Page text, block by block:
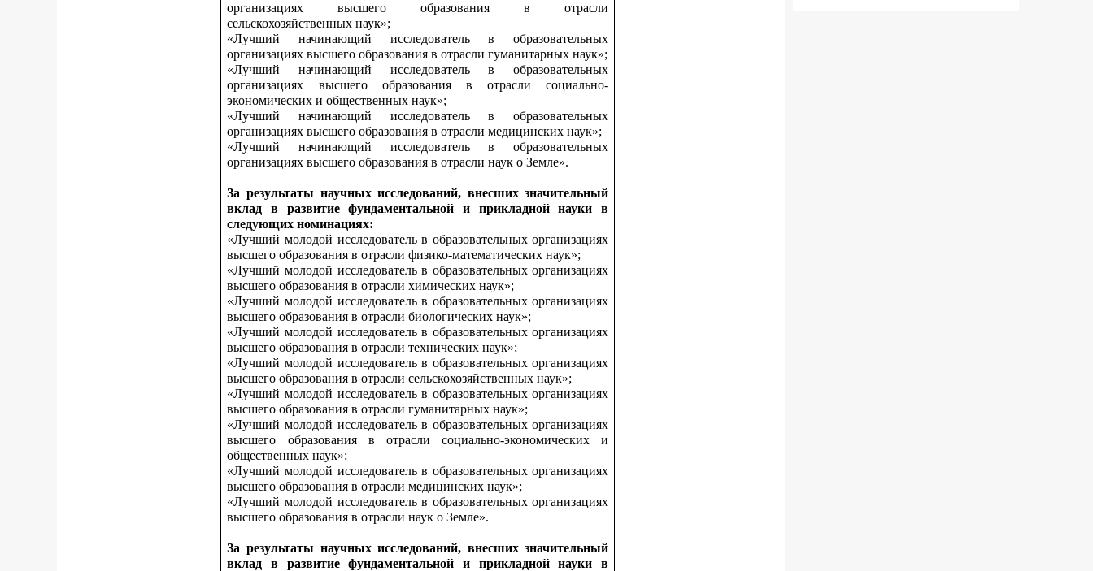
организациях высшего образования в отрасли
сельскохозяйственных наук»;
«Лучший начинающий исследователь в образовательных
организациях высшего образования в отрасли гуманитарных наук»;
«Лучший начинающий исследователь в образовательных
организациях высшего образования в отрасли социально-
экономических и общественных наук»;
«Лучший начинающий исследователь в образовательных
организациях высшего образования в отрасли медицинских наук»;
«Лучший начинающий исследователь в образовательных
организациях высшего образования в отрасли наук о Земле».
За результаты научных исследований, внесших значительный
вклад в развитие фундаментальной и прикладной науки в
следующих номинациях:
«Лучший молодой исследователь в образовательных организациях
высшего образования в отрасли физико-математических наук»;
«Лучший молодой исследователь в образовательных организациях
высшего образования в отрасли химических наук»;
«Лучший молодой исследователь в образовательных организациях
высшего образования в отрасли биологических наук»;
«Лучший молодой исследователь в образовательных организациях
высшего образования в отрасли технических наук»;
«Лучший молодой исследователь в образовательных организациях
высшего образования в отрасли сельскохозяйственных наук»;
«Лучший молодой исследователь в образовательных организациях
высшего образования в отрасли гуманитарных наук»;
«Лучший молодой исследователь в образовательных организациях
высшего образования в отрасли социально-экономических и
общественных наук»;
«Лучший молодой исследователь в образовательных организациях
высшего образования в отрасли медицинских наук»;
«Лучший молодой исследователь в образовательных организациях
высшего образования в отрасли наук о Земле».
За результаты научных исследований, внесших значительный
вклад в развитие фундаментальной и прикладной науки в